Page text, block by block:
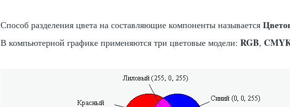
Способ разделения цвета на составляющие компоненты называется
В компьютерной графике применяются три цветовые модели:RGB,